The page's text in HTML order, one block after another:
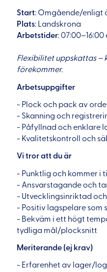
Start: Omgående/enligt
Plats: Landskrona
Arbetstider: 07:00–16:00
Flexibilitet uppskattas –
förekommer.
Arbetsuppgifter
- Plock och pack av
- Skanning och
- Påfyllnad och enklare
- Kvalitetskontroll och
Vi tror att du är
- Punktlig och kommer i
- Ansvarstagande och
- Utvecklingsinriktad
- Positiv lagspelare som
- Bekväm i ett högt
tydliga mål/plocksnitt
Meriterande (ej krav)
- Erfarenhet av lager/